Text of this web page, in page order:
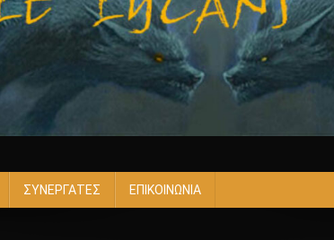
ΣΥΝΕΡΓΑΤΕΣ ΕΠΙΚΟΙΝΩΝΙΑ